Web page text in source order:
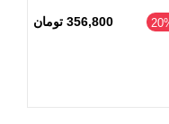
لیتر
356,800 تومان